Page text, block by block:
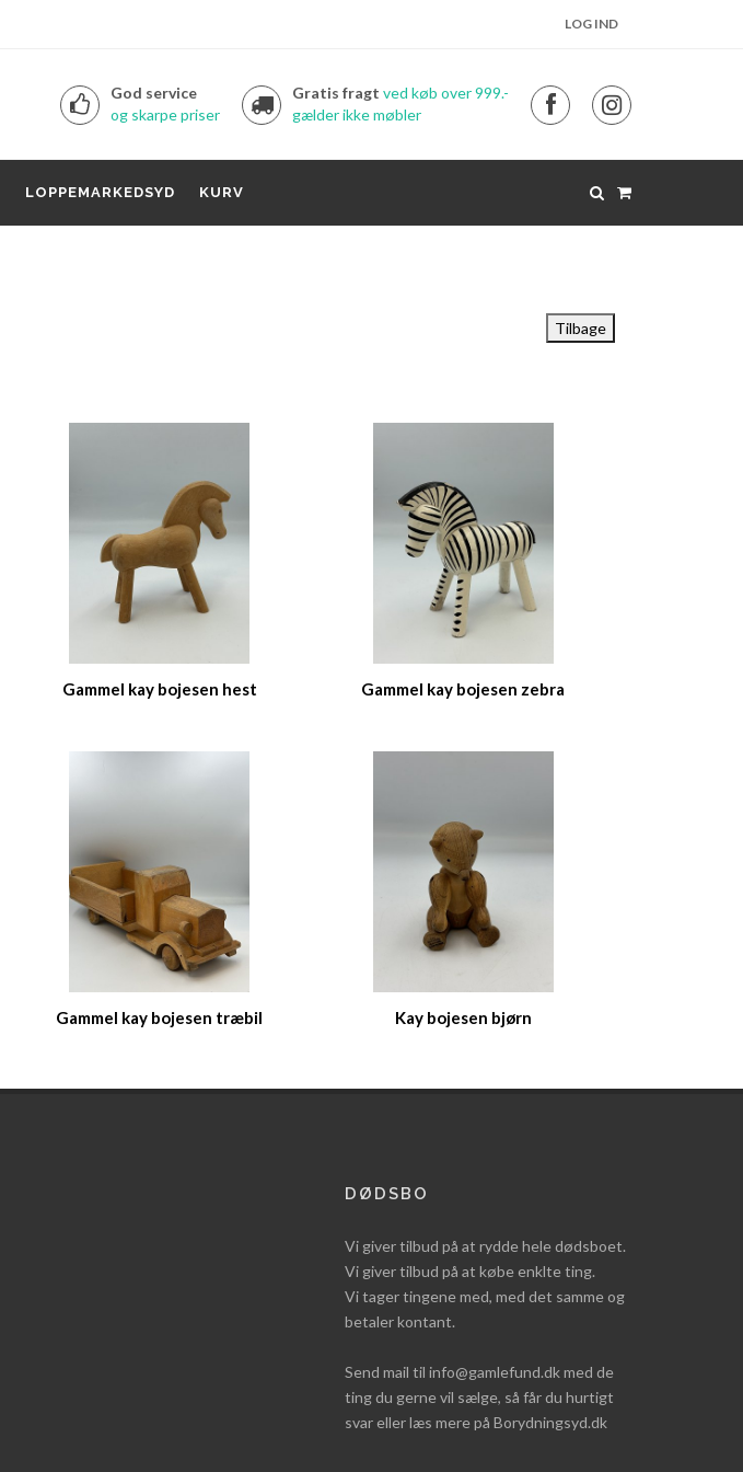
LOG IND
God service
og skarpe priser
Gratis fragt ved køb over 999.-
gælder ikke møbler
LOPPEMARKEDSYD KURV
Tilbage
Gammel kay bojesen hest Gammel kay bojesen zebra
Gammel kay bojesen træbil Kay bojesen bjørn
DØDSBO
Vi giver tilbud på at rydde hele dødsboet.
Vi giver tilbud på at købe enklte ting.
Vi tager tingene med, med det samme og
betaler kontant.
Send mail til info@gamlefund.dk med de
ting du gerne vil sælge, så får du hurtigt
svar eller læs mere på Borydningsyd.dk